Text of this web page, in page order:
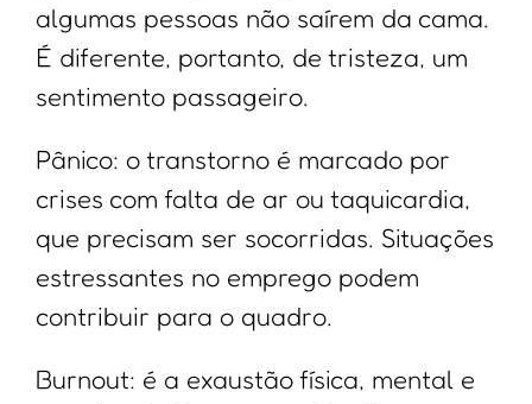
algumas pessoas não saírem da cama.
É diferente, portanto, de tristeza, um
sentimento passageiro.
Pânico: o transtorno é marcado por
crises com falta de ar ou taquicardia,
que precisam ser socorridas. Situações
estressantes no emprego podem
contribuir para o quadro.
Burnout: é a exaustão física, mental e